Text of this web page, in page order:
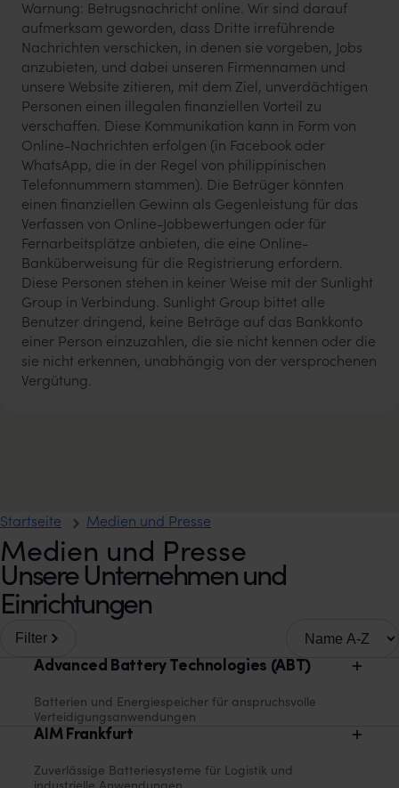
Warnung: Betrugsnachricht online. Wir sind darauf
aufmerksam geworden, dass Dritte irreführende
Nachrichten verschicken, in denen sie vorgeben, Jobs
anzubieten, und dabei unseren Firmennamen und
unsere Website zitieren, mit dem Ziel, unverdächtigen
Personen einen illegalen finanziellen Vorteil zu
verschaffen. Diese Kommunikation kann in Form von
Online-Nachrichten erfolgen (in Facebook oder
WhatsApp, die in der Regel von philippinischen
Telefonnummern stammen). Die Betrüger könnten
einen finanziellen Gewinn als Gegenleistung für das
Verfassen von Online-Jobbewertungen oder für
Fernarbeitsplätze anbieten, die eine Online-
Banküberweisung für die Registrierung erfordern.
Diese Personen stehen in keiner Weise mit der Sunlight
Group in Verbindung. Sunlight Group bittet alle
Benutzer dringend, keine Beträge auf das Bankkonto
einer Person einzuzahlen, die sie nicht kennen oder die
sie nicht erkennen, unabhängig von der versprochenen
Vergütung.
Startseite Medien und Presse
Medien und Presse
Unsere Unternehmen und
Einrichtungen
Filter
Advanced Battery Technologies (ABT)
Batterien und Energiespeicher für anspruchsvolle
Verteidigungsanwendungen
AIM Frankfurt
Zuverlässige Batteriesysteme für Logistik und